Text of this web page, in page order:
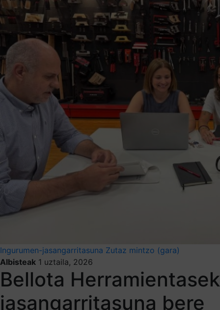
Ingurumen-jasangarritasuna Zutaz mintzo (gara)
Albisteak 1 uztaila, 2026
Bellota Herramientasek
jasangarritasuna bere